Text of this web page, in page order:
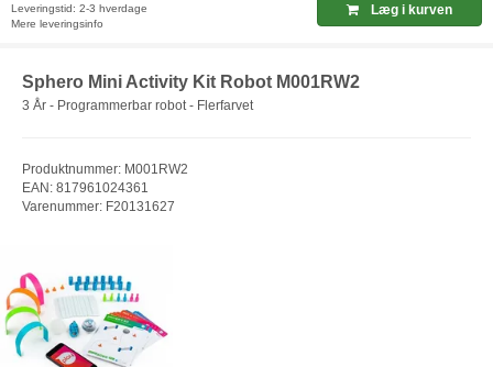
Leveringstid: 2-3 hverdage
Mere leveringsinfo
Læg i kurven
Sphero Mini Activity Kit Robot M001RW2
3 År - Programmerbar robot - Flerfarvet
Produktnummer: M001RW2
EAN: 817961024361
Varenummer: F20131627